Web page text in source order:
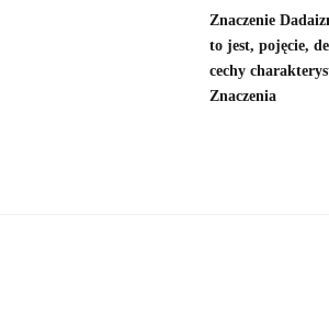
Znaczenie
to jest, pojęcie,
cechy
Znaczenia